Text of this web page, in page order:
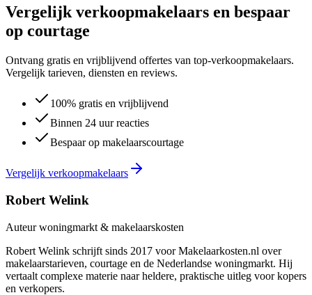
Vergelijk verkoopmakelaars en bespaar
op courtage
Ontvang gratis en vrijblijvend offertes van top-verkoopmakelaars.
Vergelijk tarieven, diensten en reviews.
100% gratis en vrijblijvend
Binnen 24 uur reacties
Bespaar op makelaarscourtage
Vergelijk verkoopmakelaars
Robert Welink
Auteur woningmarkt & makelaarskosten
Robert Welink schrijft sinds 2017 voor Makelaarkosten.nl over
makelaarstarieven, courtage en de Nederlandse woningmarkt. Hij
vertaalt complexe materie naar heldere, praktische uitleg voor kopers
en verkopers.